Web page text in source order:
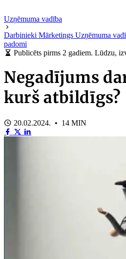
Uzņēmuma vadība
Darbinieki Mārketings Uzņēmuma
padomi
Publicēts pirms 2 gadiem. Lūdzu,
Negadījums
kurš atbildīgs?
20.02.2024. • 14 MIN